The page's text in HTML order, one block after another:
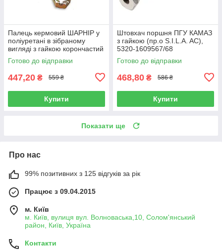
Палець кермовий ШАРНІР у
поліуретані в зібраному
вигляді з гайкою корончастий
КАМАЗ (пр.о S.I.L.A. AC),
774.5320-3414040
Готово до відправки
447,20 ₴ 559 ₴
Купити
Штовхач поршня ПГУ КАМАЗ
з гайкою (пр.о S.I.L.A. AC),
5320-1609567/68
Готово до відправки
468,80 ₴ 586 ₴
Купити
Показати ще
Про нас
99% позитивних з 125 відгуків за рік
Працює з 09.04.2015
м. Київ
м. Київ, вулиця вул. Волноваська,10, Солом'янський
район, Київ, Україна
Контакти